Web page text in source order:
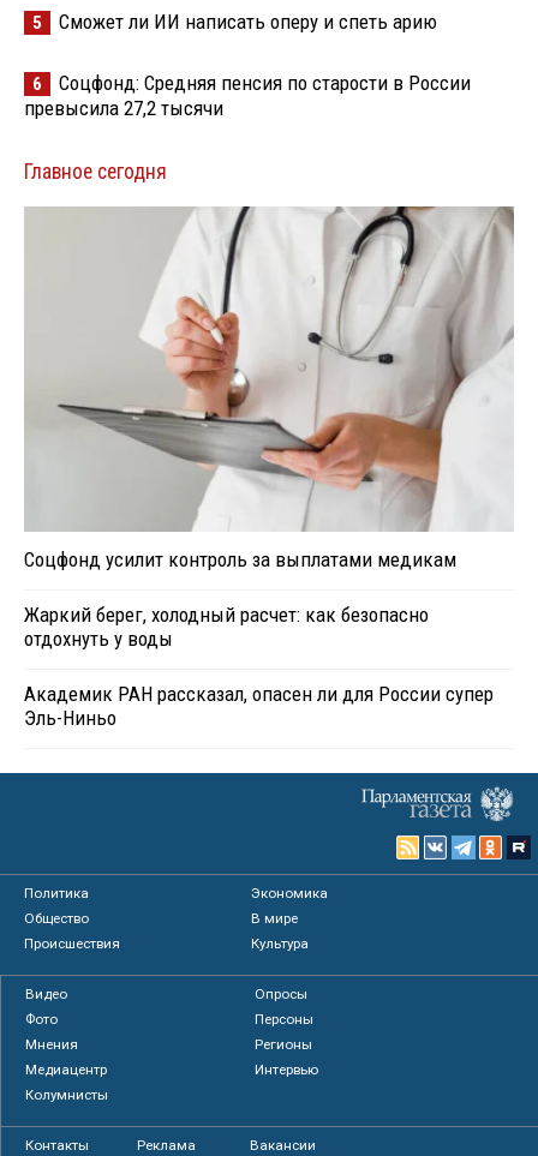
5 Сможет ли ИИ написать оперу и спеть арию
6
Соцфонд: Средняя пенсия по старости в России
превысила 27,2 тысячи
Главное сегодня
Соцфонд усилит контроль за выплатами медикам
Жаркий берег, холодный расчет: как безопасно
отдохнуть у воды
Академик РАН рассказал, опасен ли для России супер
Эль-Ниньо
Политика
Экономика
Общество
В мире
Происшествия
Культура
Видео
Опросы
Фото
Персоны
Мнения
Регионы
Медиацентр
Интервью
Колумнисты
Контакты Реклама Вакансии